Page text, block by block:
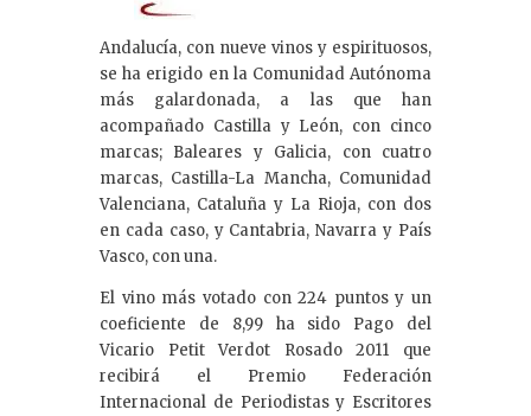
Andalucía, con nueve vinos y espirituosos,
se ha erigido en la Comunidad Autónoma
más galardonada, a las que han
acompañado Castilla y León, con cinco
marcas; Baleares y Galicia, con cuatro
marcas, Castilla-La Mancha, Comunidad
Valenciana, Cataluña y La Rioja, con dos
en cada caso, y Cantabria, Navarra y País
Vasco, con una.
El vino más votado con 224 puntos y un
coeficiente de 8,99 ha sido Pago del
Vicario Petit Verdot Rosado 2011 que
recibirá el Premio Federación
Internacional de Periodistas y Escritores